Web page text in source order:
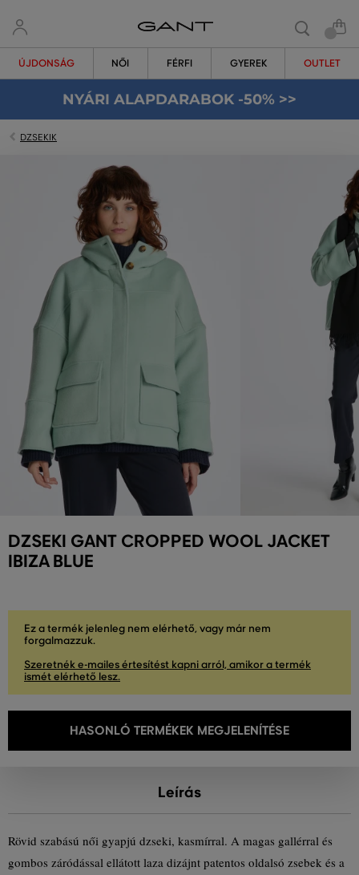
ÚJDONSÁG NŐI FÉRFI GYEREK OUTLET
NYÁRI ALAPDARABOK -50% >>
DZSEKIK
DZSEKI GANT CROPPED WOOL JACKET
IBIZA BLUE
Ez a termék jelenleg nem elérhető, vagy már nem
forgalmazzuk.
Szeretnék e-mailes értesítést kapni arról, amikor a termék
ismét elérhető lesz.
HASONLÓ TERMÉKEK MEGJELENÍTÉSE
Leírás
Rövid szabású női gyapjú dzseki, kasmírral. A magas gallérral és
gombos záródással ellátott laza dizájnt patentos oldalsó zsebek és a